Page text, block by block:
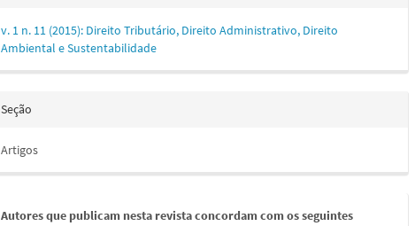
v. 1 n. 11 (2015): Direito Tributário, Direito Administrativo, Direito
Ambiental e Sustentabilidade
Seção
Artigos
Autores que publicam nesta revista concordam com os seguintes